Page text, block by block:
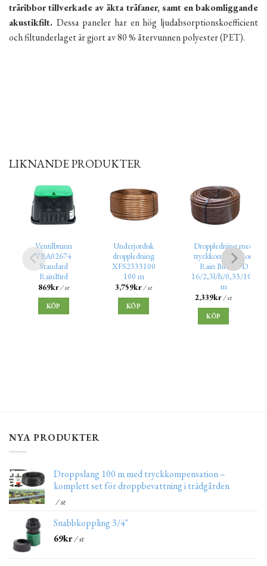
träribbor tillverkade av äkta träfaner, samt en bakomliggande
akustikfilt. Dessa paneler har en hög ljudabsorptionskoefficient
och filtunderlaget är gjort av 80 % återvunnen polyester (PET).
LIKNANDE PRODUKTER
Ventilbrunn
VBA02674
Standard
RainBird
869kr/ st
KÖP
Underjordisk
droppledning
XFS2333100
100 m
3,759kr / st
KÖP
Droppledning med
tryckkompensation
Rain Bird XFD
16/2,3l/h/0,33/100
m
2,339kr / st
KÖP
NYA PRODUKTER
Droppslang 100 m med tryckkompensation –
komplett set för droppbevattning i trädgården
/ st
Snabbkoppling 3/4"
69kr/ st